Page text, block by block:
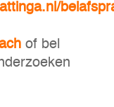
of bel